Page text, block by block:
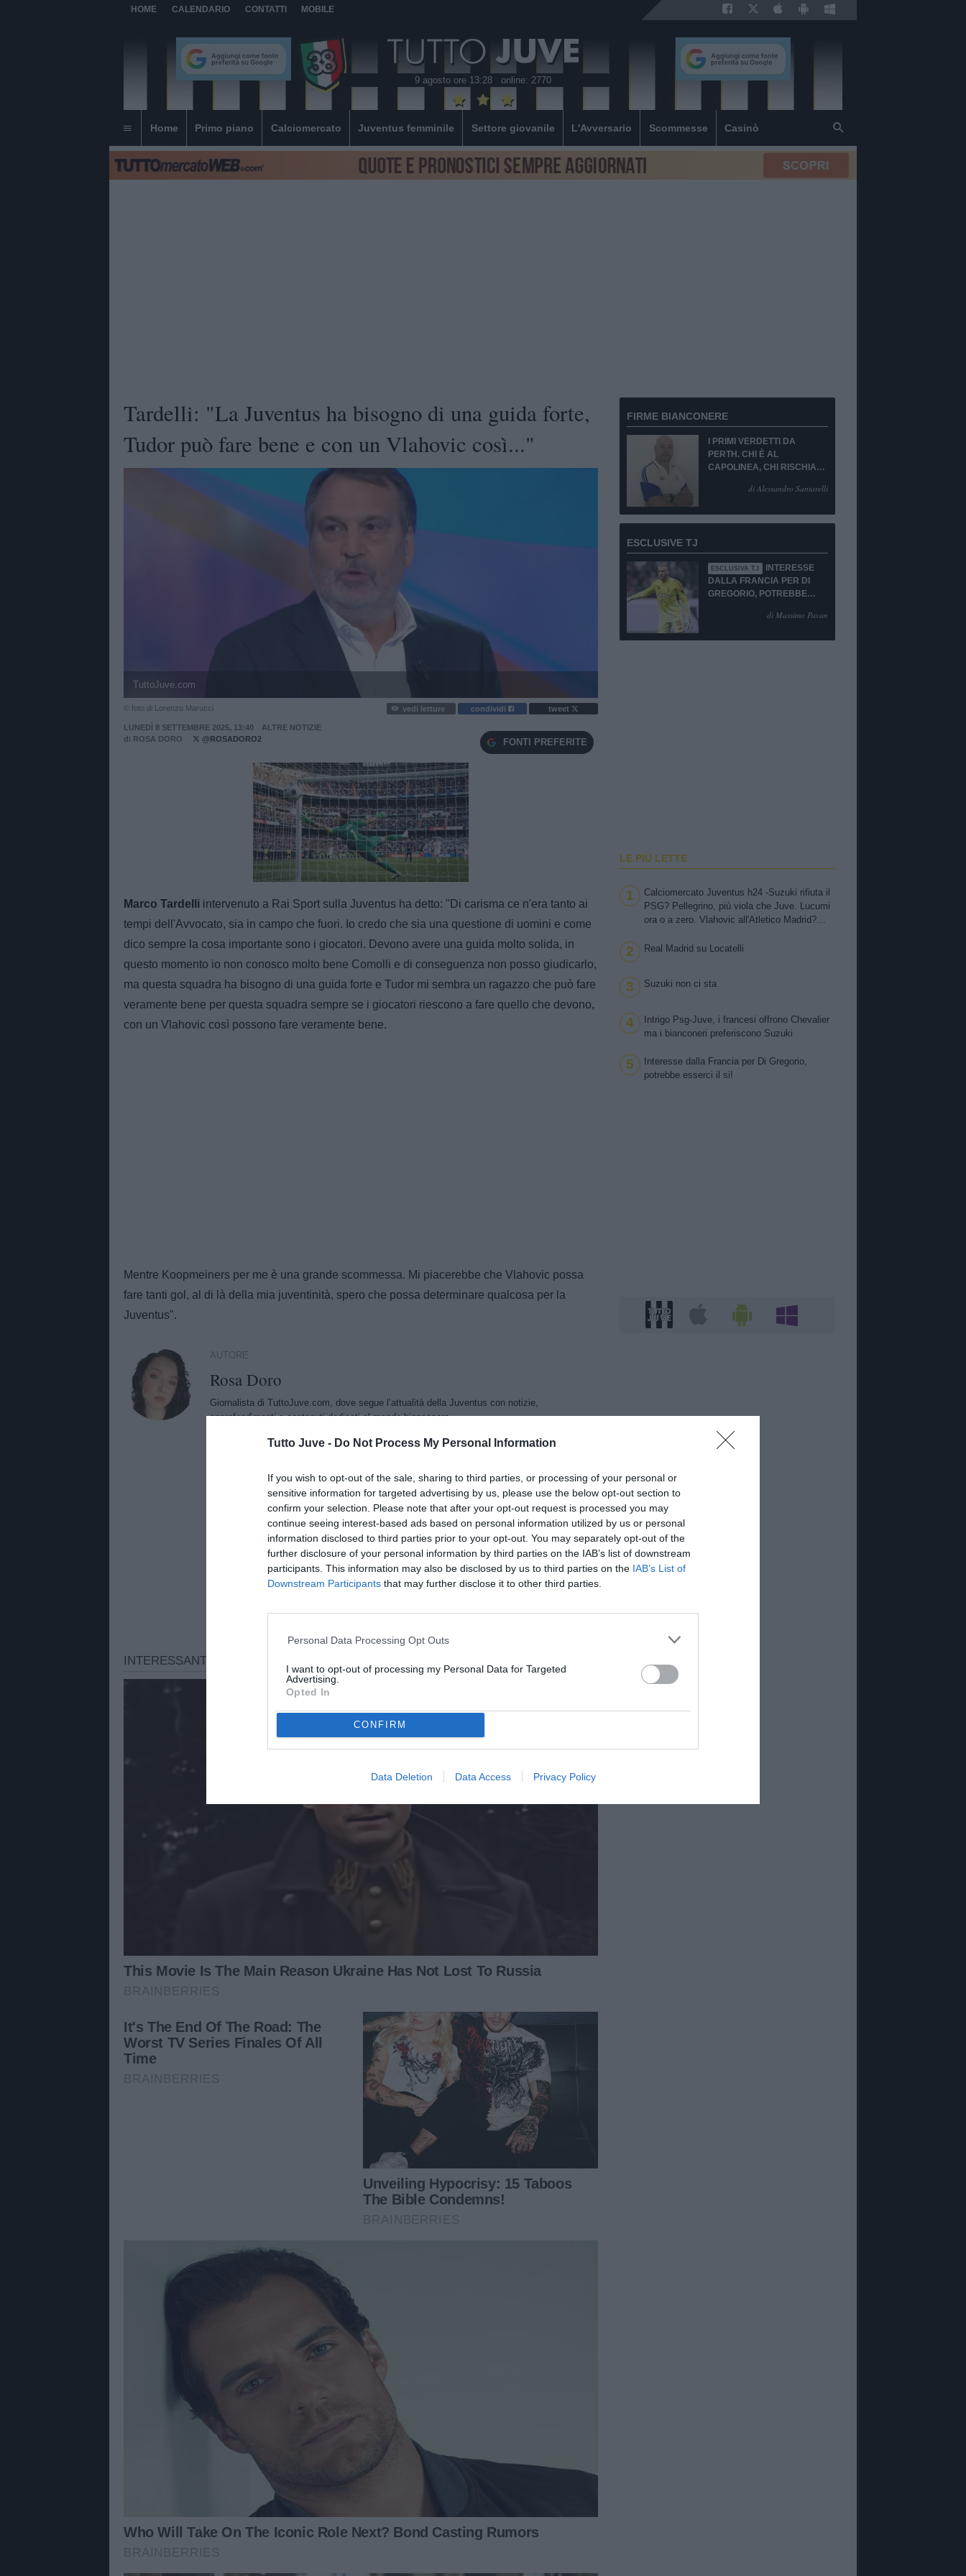
Tutto Juve - Do Not Process My Personal Information
If you wish to opt-out of the sale, sharing to third parties, or processing of your personal or
sensitive information for targeted advertising by us, please use the below opt-out section to
confirm your selection. Please note that after your opt-out request is processed you may
continue seeing interest-based ads based on personal information utilized by us or personal
information disclosed to third parties prior to your opt-out. You may separately opt-out of the
further disclosure of your personal information by third parties on the IAB’s list of downstream
participants. This information may also be disclosed by us to third parties on the IAB’s List of
Downstream Participants that may further disclose it to other third parties.
Personal Data Processing Opt Outs
I want to opt-out of processing my Personal Data for Targeted
Advertising.
Opted In
CONFIRM
Data Deletion Data Access Privacy Policy
HOME CALENDARIO CONTATTI MOBILE
9 agosto ore 13:28 online: 2770
Home Primo piano Calciomercato Juventus femminile Settore giovanile L'Avversario Scommesse Casinò
Tardelli: "La Juventus ha bisogno di una guida forte,
Tudor può fare bene e con un Vlahovic così..."
TuttoJuve.com
© foto di Lorenzo Marucci vedi letture condividi tweet
LUNEDÌ 8 SETTEMBRE 2025, 13:40
ALTRE NOTIZIE
di ROSA DORO @ROSADORO2 FONTI PREFERITE
Loaded
100.00%
Marco Tardelli intervenuto a Rai Sport sulla Juventus ha detto: "Di carisma ce n'era tanto ai
tempi dell'Avvocato, sia in campo che fuori. Io credo che sia una questione di uomini e come
dico sempre la cosa importante sono i giocatori. Devono avere una guida molto solida, in
questo momento io non conosco molto bene Comolli e di conseguenza non posso giudicarlo,
ma questa squadra ha bisogno di una guida forte e Tudor mi sembra un ragazzo che può fare
veramente bene per questa squadra sempre se i giocatori riescono a fare quello che devono,
con un Vlahovic così possono fare veramente bene.
Mentre Koopmeiners per me è una grande scommessa. Mi piacerebbe che Vlahovic possa
fare tanti gol, al di là della mia juventinità, spero che possa determinare qualcosa per la
Juventus".
AUTORE
Rosa Doro
Giornalista di TuttoJuve.com, dove segue l’attualità della Juventus con notizie,
approfondimenti e contenuti dedicati al mondo bianconero.
ROSADORO2
FIRME BIANCONERE
I PRIMI VERDETTI DA
PERTH. CHI È AL
CAPOLINEA, CHI RISCHIA
PANCHINA. PORTIERE
di Alessandro Santarelli
ESCLUSIVE TJ
ESCLUSIVA TJ
INTERESSE
DALLA FRANCIA PER DI
GREGORIO, POTREBBE
di Massimo Pavan
LE PIÙ LETTE
1
Calciomercato Juventus h24 -Suzuki rifiuta il
PSG? Pellegrino, più viola che Juve. Lucumi
ora o a zero. Vlahovic all'Atletico Madrid?
2 Real Madrid su Locatelli
3 Suzuki non ci sta
4
Intrigo Psg-Juve, i francesi offrono Chevalier
ma i bianconeri preferiscono Suzuki
5
Interesse dalla Francia per Di Gregorio,
potrebbe esserci il si!